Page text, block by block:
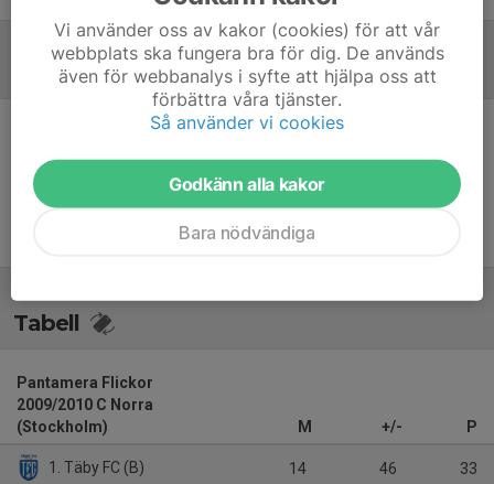
Referat
Tabell
Pantamera Flickor
2009/2010 C Norra
(Stockholm)
M +/- P
1. Täby FC (B) 14 46 33
Vi använder oss av kakor (cookies) för att vår
webbplats ska fungera bra för dig. De används
även för webbanalys i syfte att hjälpa oss att
förbättra våra tjänster.
Så använder vi cookies
Godkänn alla kakor
Bara nödvändiga